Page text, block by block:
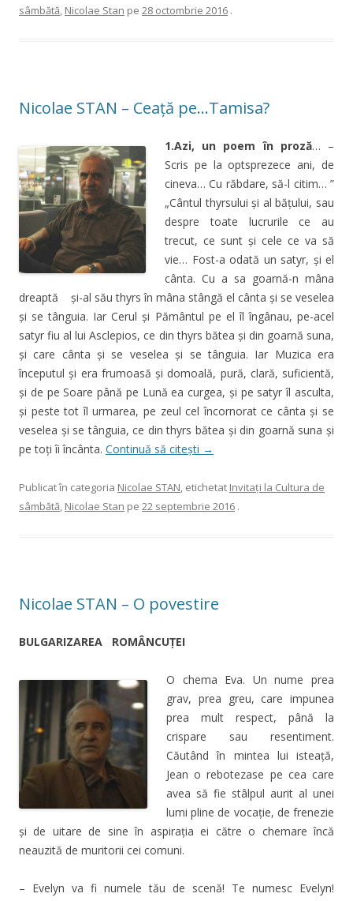
sâmbătă, Nicolae Stan pe 28 octombrie 2016 .
Nicolae STAN – Ceață pe…Tamisa?
1.Azi, un poem în proză… –
Scris pe la optsprezece ani, de
cineva… Cu răbdare, să-l citim… ”
„Cântul thyrsului și al bățului, sau
despre toate lucrurile ce au
trecut, ce sunt și cele ce va să
vie… Fost-a odată un satyr, și el
cânta. Cu a sa goarnă-n mâna
dreaptă și-al său thyrs în mâna stângă el cânta și se veselea
și se tânguia. Iar Cerul și Pământul pe el îl îngânau, pe-acel
satyr fiu al lui Asclepios, ce din thyrs bătea și din goarnă suna,
și care cânta și se veselea și se tânguia. Iar Muzica era
începutul și era frumoasă și domoală, pură, clară, suficientă,
și de pe Soare până pe Lună ea curgea, și pe satyr îl asculta,
și peste tot îl urmarea, pe zeul cel încornorat ce cânta și se
veselea și se tânguia, ce din thyrs bătea și din goarnă suna și
pe toți îi încânta. Continuă să citești →
Publicat în categoria Nicolae STAN, etichetat Invitaţi la Cultura de
sâmbătă, Nicolae Stan pe 22 septembrie 2016 .
Nicolae STAN – O povestire
BULGARIZAREA ROMÂNCUŢEI
O chema Eva. Un nume prea
grav, prea greu, care impunea
prea mult respect, până la
crispare sau resentiment.
Căutând în mintea lui isteaţă,
Jean o rebotezase pe cea care
avea să fie stâlpul aurit al unei
lumi pline de vocaţie, de frenezie
şi de uitare de sine în aspiraţia ei către o chemare încă
neauzită de muritorii cei comuni.
– Evelyn va fi numele tău de scenă! Te numesc Evelyn!